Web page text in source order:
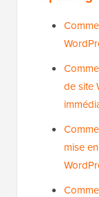
de site
mise